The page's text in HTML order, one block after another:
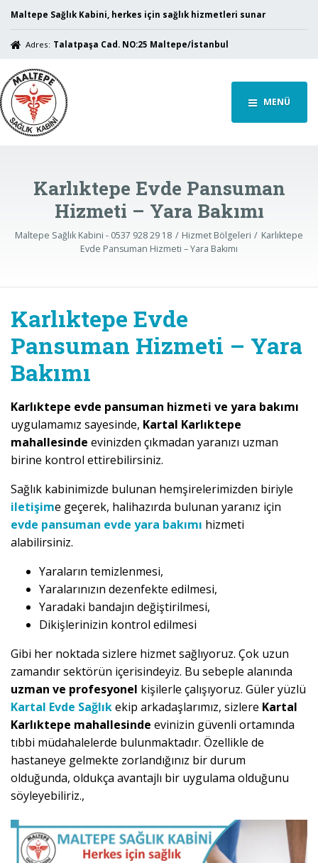
Maltepe Sağlık Kabini, herkes için sağlık hizmetleri sunar
Adres: Talatpaşa Cad. NO:25 Maltepe/İstanbul
MENÜ
Karlıktepe Evde Pansuman
Hizmeti – Yara Bakımı
Maltepe Sağlık Kabini - 0537 928 29 18 Hizmet Bölgeleri
Karlıktepe
Evde Pansuman Hizmeti – Yara Bakımı
Karlıktepe Evde
Pansuman Hizmeti – Yara
Bakımı
Karlıktepe evde pansuman hizmeti ve yara bakımı
uygulamamız sayesinde, Kartal Karlıktepe
mahallesinde evinizden çıkmadan yaranızı uzman
birine kontrol ettirebilirsiniz.
Sağlık kabinimizde bulunan hemşirelerimizden biriyle
iletişime geçerek, halihazırda bulunan yaranız için
evde pansuman evde yara bakımı hizmeti
alabilirsiniz.
Yaraların temizlenmesi,
Yaralarınızın dezenfekte edilmesi,
Yaradaki bandajın değiştirilmesi,
Dikişlerinizin kontrol edilmesi
Gibi her noktada sizlere hizmet sağlıyoruz. Çok uzun
zamandır sektörün içerisindeyiz. Bu sebeple alanında
uzman ve profesyonel kişilerle çalışıyoruz. Güler yüzlü
Kartal Evde Sağlıkekip arkadaşlarımız, sizlere Kartal
Karlıktepe mahallesinde evinizin güvenli ortamında
tıbbi müdahalelerde bulunmaktadır. Özellikle de
hastaneye gelmekte zorlandığınız bir durum
olduğunda, oldukça avantajlı bir uygulama olduğunu
söyleyebiliriz.,